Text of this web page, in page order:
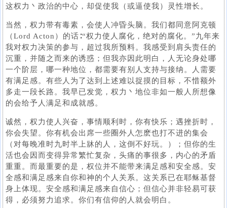
这权力丶政治的中心，却促使我（或逼使我）灵性增长。
当然，权力带有毒素，会使人冲昏头脑。我们都同意阿克顿
（Lord Acton）的话∶“权力使人腐化，绝对的腐化。”九年来
我对权力决策的参与，超过我所预料。我感受到肩头责任的
沉重，并随之而来的诱惑；但我亦因此明白，人无论身处哪
一个阶层，哪一种地位，都需要有别人支持与接纳。人需要
有满足感。有些人为了达到上述难以捉摸的目标，不惜额外
多走一段长路。我早已发觉，权力丶地位非如一般人所想像
的会给予人满足和成就感。
诚然，权力使人兴奋，事情顺利时，你有快乐；遇挫折时，
你会失望。你有机会出席一些圈外人怎麽也打不进的集会
（对每晚准时九时半上牀的人，这倒不好玩。）；但你的生
活也会因而变得异常繁忙复杂，头痛的事很多，内心的矛盾
重重。而最重要的是，权位并不能带来满足感和安全感。安
全感和满足感来自你和神的个人关系。这关系已在耶稣基督
身上体现。安全感和满足感来自信心；但信心并非轻易可获
得，必须努力追求。你们有信仰的人就会明白。